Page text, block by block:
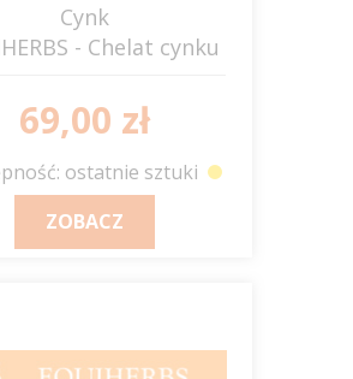
Cynk
- Chelat cynku
69,00 zł
ostatnie sztuki
ZOBACZ